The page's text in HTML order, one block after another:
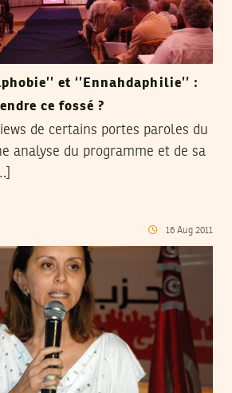
et ‘’Ennahdaphilie’’ :
ce fossé ?
de certains portes paroles du
analyse du programme et de sa
16 Aug 2011